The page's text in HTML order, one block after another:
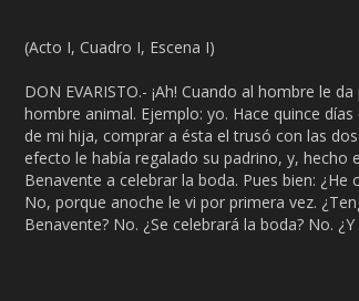
(Acto I, Cuadro I, Escena I)
DON EVARISTO.- ¡Ah! Cuando al hombre le
hombre animal. Ejemplo: yo. Hace quince
de mi hija, comprar a ésta el trusó con las
efecto le había regalado su padrino, y,
Benavente a celebrar la boda. Pues bien:
No, porque anoche le vi por primera vez.
Benavente? No. ¿Se celebrará la boda? No.